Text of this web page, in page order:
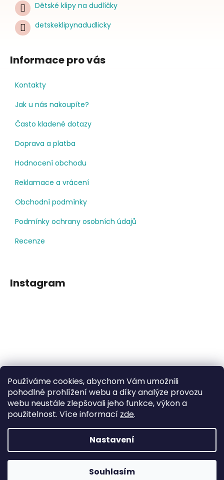
Používáme cookies, abychom Vám umožnili
pohodlné prohlížení webu a díky analýze provozu
webu neustále zlepšovali jeho funkce, výkon a
použitelnost. Více informací zde.
Nastavení
Souhlasím
Dětské klipy na dudlíčky
detskeklipynadudlicky
Informace pro vás
Kontakty
Jak u nás nakoupíte?
Často kladené dotazy
Doprava a platba
Hodnocení obchodu
Reklamace a vrácení
Obchodní podmínky
Podmínky ochrany osobních údajů
Recenze
Instagram
Sledovat na Instagramu
Facebook
Vytvořil Shoptet
Dětské klipy na dudlíčky